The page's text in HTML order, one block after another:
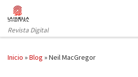
Saltar al contenido
Revista Digital
Inicio »Blog »Neil MacGregor